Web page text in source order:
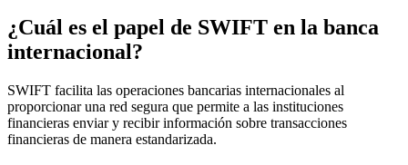
¿Cuál es el papel de SWIFT en la banca
internacional?
SWIFT facilita las operaciones bancarias internacionales al
proporcionar una red segura que permite a las instituciones
financieras enviar y recibir información sobre transacciones
financieras de manera estandarizada.